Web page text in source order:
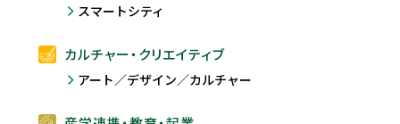
スマートシティ
カルチャー・クリエイティブ
アート／デザイン／カルチャー